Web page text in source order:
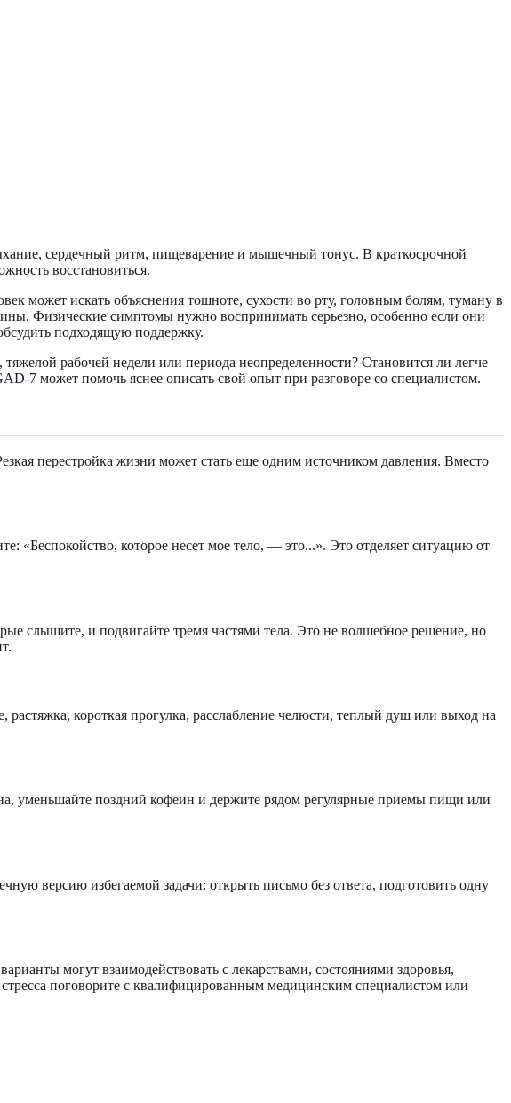
сердечный ритм, пищеварение и мышечный тонус. В краткосрочной
восстановиться.
может искать объяснения тошноте, сухости во рту, головным болям, туману в
Физические симптомы нужно воспринимать серьезно, особенно если они
подходящую поддержку.
рабочей недели или периода неопределенности? Становится ли легче
7 может помочь яснее описать свой опыт при разговоре со специалистом.
перестройка жизни может стать еще одним источником давления. Вместо
«Беспокойство, которое несет мое тело, — это...». Это отделяет ситуацию от
слышите, и подвигайте тремя частями тела. Это не волшебное решение, но
короткая прогулка, расслабление челюсти, теплый душ или выход на
уменьшайте поздний кофеин и держите рядом регулярные приемы пищи или
версию избегаемой задачи: открыть письмо без ответа, подготовить одну
могут взаимодействовать с лекарствами, состояниями здоровья,
поговорите с квалифицированным медицинским специалистом или